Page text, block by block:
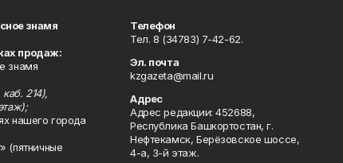
знамя
продаж:
знамя
214),
нашего города
(пятничные
Телефон
Тел. 8 (34783) 7-42-62.
Эл. почта
kzgazeta@mail.ru
Адрес
Адрес редакции: 452688,
Республика Башкортостан, г.
Нефтекамск, Берёзовское шоссе,
4-а, 3-й этаж.